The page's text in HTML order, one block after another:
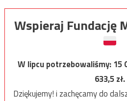
Wspieraj Fundację
W lipcu potrzebowaliśmy:15
633,5zł.
Dziękujemy! i zachęcamy do